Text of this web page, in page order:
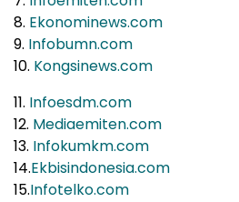
8. Ekonominews.com
9. Infobumn.com
10. Kongsinews.com
11. Infoesdm.com
12. Mediaemiten.com
13. Infokumkm.com
14.Ekbisindonesia.com
15.Infotelko.com